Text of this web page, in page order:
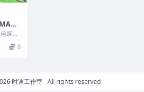
脑游
6
时速工作室- All rights reserved